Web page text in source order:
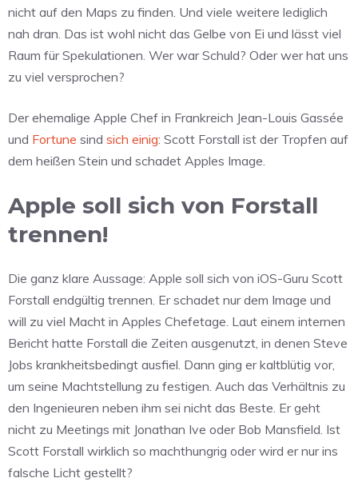
nicht auf den Maps zu finden. Und viele weitere lediglich
nah dran. Das ist wohl nicht das Gelbe von Ei und lässt viel
Raum für Spekulationen. Wer war Schuld? Oder wer hat uns
zu viel versprochen?
Der ehemalige Apple Chef in Frankreich Jean-Louis Gassée
und Fortune sind sich einig: Scott Forstall ist der Tropfen auf
dem heißen Stein und schadet Apples Image.
Apple soll sich von Forstall
trennen!
Die ganz klare Aussage: Apple soll sich von iOS-Guru Scott
Forstall endgültig trennen. Er schadet nur dem Image und
will zu viel Macht in Apples Chefetage. Laut einem internen
Bericht hatte Forstall die Zeiten ausgenutzt, in denen Steve
Jobs krankheitsbedingt ausfiel. Dann ging er kaltblütig vor,
um seine Machtstellung zu festigen. Auch das Verhältnis zu
den Ingenieuren neben ihm sei nicht das Beste. Er geht
nicht zu Meetings mit Jonathan Ive oder Bob Mansfield. Ist
Scott Forstall wirklich so machthungrig oder wird er nur ins
falsche Licht gestellt?